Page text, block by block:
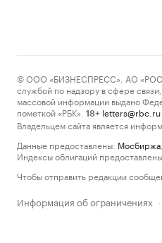
© ООО «БИЗНЕСПРЕСС», АО
службой по надзору в сфере
массовой информации выдано
пометкой «РБК».
18+ letters@rbc.ru
Владельцем сайта является
Данные предоставлены: Мосбиржа
Индексы облигаций
Чтобы отправить редакции
Информация об ограничениях ·